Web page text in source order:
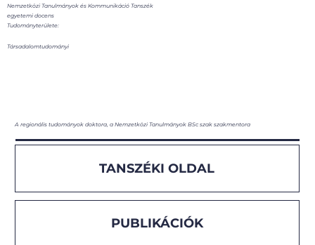
Nemzetközi Tanulmányok és Kommunikáció Tanszék
egyetemi docens
Tudományterülete:
Társadalomtudományi
A regionális tudományok doktora, a Nemzetközi Tanulmányok BSc szak szakmentora
TANSZÉKI OLDAL
PUBLIKÁCIÓK